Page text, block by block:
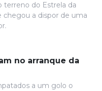
terreno do Estrela da
a dispor de uma
no arranque da
a um golo o